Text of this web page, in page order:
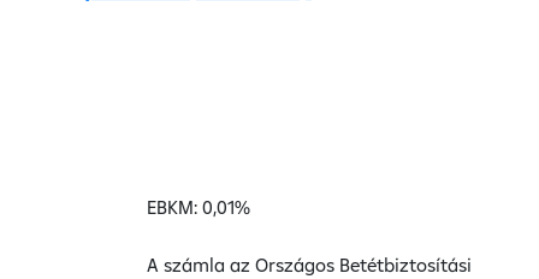
EBKM: 0,01%
A számla az Országos Betétbiztosítási